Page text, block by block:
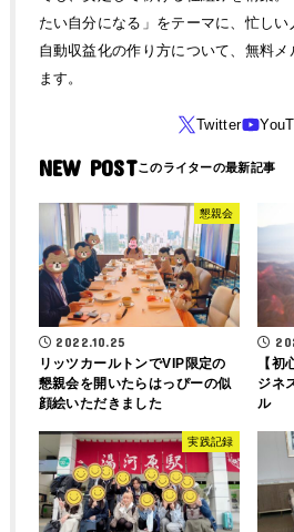
たい自分になる」をテーマに、忙し
自動収益化の作り方について、無料
ます。
NEW POST
懇親会
2022.10.25
リッツカールトンでVIP限定の
懇親会を開いたらはっぴーの似
顔絵いただきました
【
ジネ
ル
実践記録